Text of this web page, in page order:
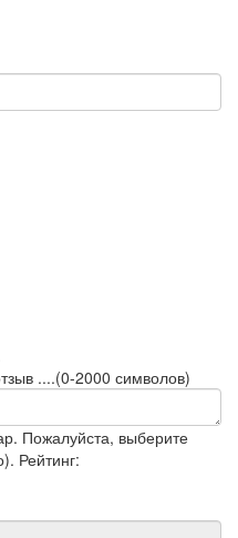
....(0-2000 символов)
Пожалуйста, выберите
Рейтинг: